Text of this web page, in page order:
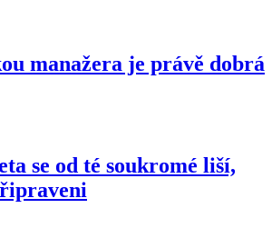
manažera je právě dobrá
se od té soukromé liší,